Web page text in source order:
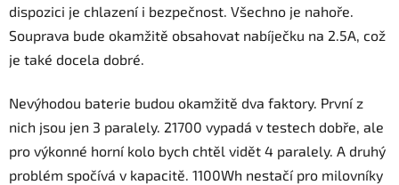
dispozici je chlazení i bezpečnost. Všechno je nahoře.
Souprava bude okamžitě obsahovat nabíječku na 2.5A, což
je také docela dobré.
Nevýhodou baterie budou okamžitě dva faktory. První z
nich jsou jen 3 paralely. 21700 vypadá v testech dobře, ale
pro výkonné horní kolo bych chtěl vidět 4 paralely. A druhý
problém spočívá v kapacitě. 1100Wh nestačí pro milovníky